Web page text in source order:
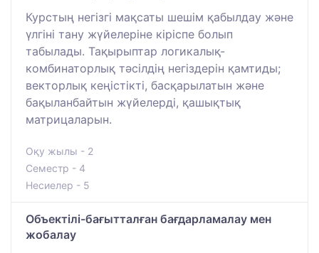
Курстың негізгі мақсаты шешім қабылдау және
үлгіні тану жүйелеріне кіріспе болып
табылады. Тақырыптар логикалық-
комбинаторлық тәсілдің негіздерін қамтиды;
векторлық кеңістікті, басқарылатын және
бақыланбайтын жүйелерді, қашықтық
матрицаларын.
Оқу жылы - 2
Семестр - 4
Несиелер - 5
Объектілі-бағытталған бағдарламалау мен
жобалау